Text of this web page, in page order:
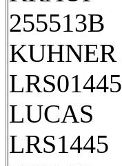
255513B
KUHNER
LRS01445
LUCAS
LRS1445